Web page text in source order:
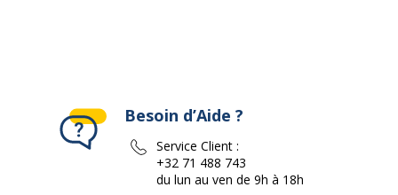
Besoin d’Aide ?
Service Client :
+32 71 488 743
du lun au ven de 9h à 18h